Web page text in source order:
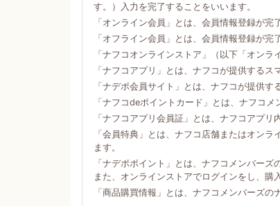
す。）入力を完了することをいいます。
「オンライン会員」とは、会員情報登録が完
「オフライン会員」とは、会員情報登録が完
「ナフコオンラインストア」（以下「オン
「ナフコアプリ」とは、ナフコが提供する
「ナデポ会員サイト」とは、ナフコが提供す
「ナフコdeポイントカード」とは、ナフコ
「ナフコアプリ会員証」とは、ナフコアプ
「会員特典」とは、ナフコ店舗またはオン
ます。
「ナデポポイント」とは、ナフコメンバー
また、オンラインストアでログインをし、購
「商品購買情報」とは、ナフコメンバーズ